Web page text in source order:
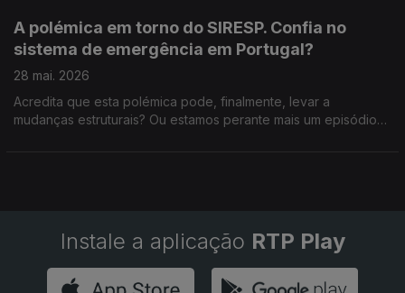
estão contratos de dois milhões de Euros. O líder do PS
defendeu que esta acção da PJ não visou diretamente o PS e
promete cooperar com a justiça. Qual o impacto da operação
partido socialista? Como é que acha que o Partido Socialista
deve lidar com o assunto?
A polémica em torno do SIRESP. Confia no
sistema de emergência em Portugal?
28 mai. 2026
Acredita que esta polémica pode, finalmente, levar a
mudanças estruturais? Ou estamos perante mais um episódio
Instale a aplicação RTP Play